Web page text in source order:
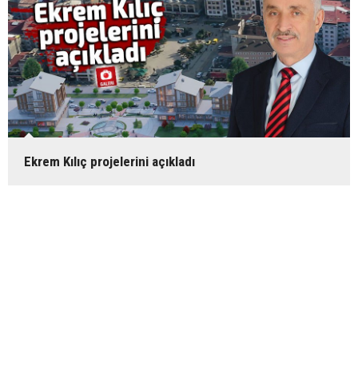
Ekrem Kılıç projelerini açıkladı